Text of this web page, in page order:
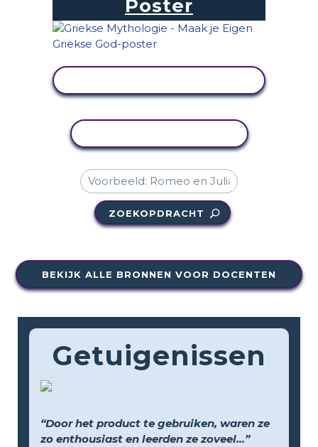
Poster
ZOEKOPDRACHT
BEKIJK ALLE BRONNEN VOOR DOCENTEN
Getuigenissen
“Door het product te gebruiken, waren ze
zo enthousiast en leerden ze zoveel...”